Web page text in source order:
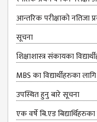
PROGRAMS
& POLICIES
FEE
STRUCTURE
METHODS &
TECHNIQUES
RULES &
REGULATION
आन्तरिक परीक्षाको नतिजा
सूचना
शिक्षाशास्त्र संकायका
MBS का विद्यार्थीहरुका
उपस्थित हुनु बारे सूचना
एक वर्षे बि.एड